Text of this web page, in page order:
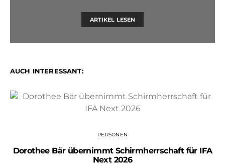
ARTIKEL LESEN
AUCH INTERESSANT:
PERSONEN
Dorothee Bär übernimmt Schirmherrschaft für IFA
Next 2026